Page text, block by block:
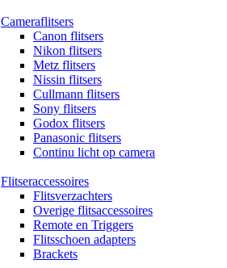
Cameraflitsers
Canon flitsers
Nikon flitsers
Metz flitsers
Nissin flitsers
Cullmann flitsers
Sony flitsers
Godox flitsers
Panasonic flitsers
Continu licht op camera
Flitseraccessoires
Flitsverzachters
Overige flitsaccessoires
Remote en Triggers
Flitsschoen adapters
Brackets